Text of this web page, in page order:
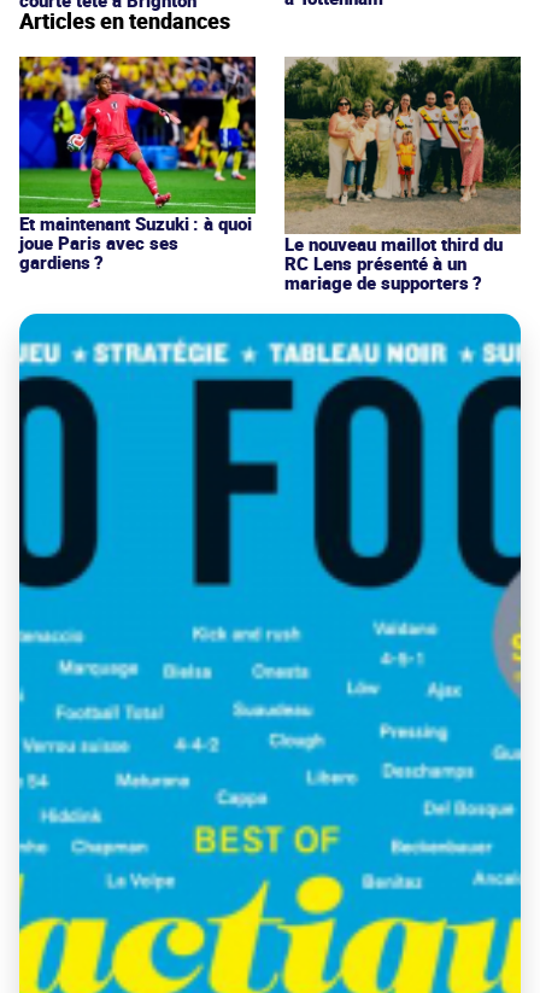
Articles en tendances
Et maintenant Suzuki : à quoi
joue Paris avec ses
gardiens ?
Le nouveau maillot third du
RC Lens présenté à un
mariage de supporters ?